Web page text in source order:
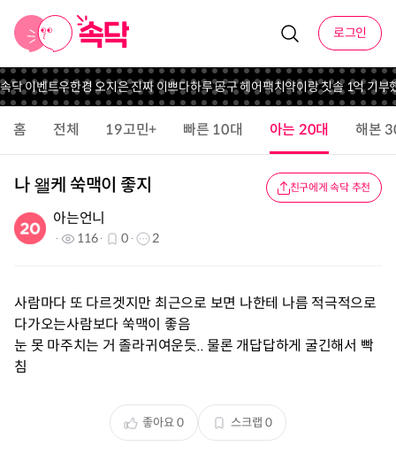
로그인
닥 이벤트우한경 오지은 진짜 이쁘다하루 공구 헤어팩치약이랑 칫솔 1억 기부
홈 전체 19고민+ 빠른 10대 아는 20대 해본
나 왤케 쑥맥이 좋지 친구에게 속닥 추천
아는언니
116 0 2
사람마다 또 다르겟지만 최근으로 보면 나한테 나름 적극적으로
다가오는사람보다 쑥맥이 좋음
눈 못 마주치는 거 졸라귀여운듯.. 물론 개답답하게 굴긴해서 빡
침
좋아요0 스크랩 0